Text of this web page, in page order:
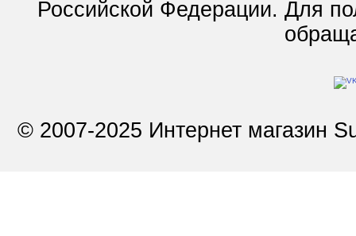
Российской Федерации. Для
© 2007-2025 Интернет магазин